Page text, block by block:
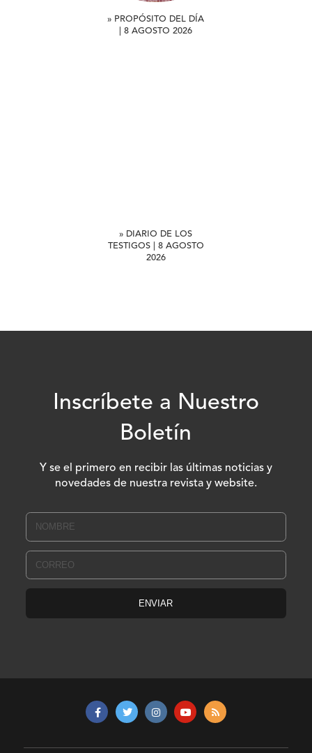
» PROPÓSITO DEL DÍA
| 8 AGOSTO 2026
» DIARIO DE LOS
TESTIGOS | 8 AGOSTO
2026
Inscríbete a Nuestro
Boletín
Y se el primero en recibir las últimas noticias y
novedades de nuestra revista y website.